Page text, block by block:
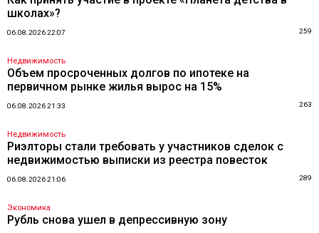
школах»?
06.08.2026 22:07 259
Недвижимость
Объем просроченных долгов по ипотеке на
первичном рынке жилья вырос на 15%
06.08.2026 21:33 263
Недвижимость
Риэлторы стали требовать у участников сделок с
недвижимостью выписки из реестра повесток
06.08.2026 21:06 289
Экономика
Рубль снова ушел в депрессивную зону